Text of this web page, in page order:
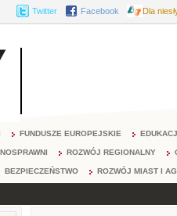
Twitter Facebook Dla
FUNDUSZE EUROPEJSKIE
ROZWÓJ REGIONALNY
BEZPIECZEŃSTWO ROZWÓJ MIAST I